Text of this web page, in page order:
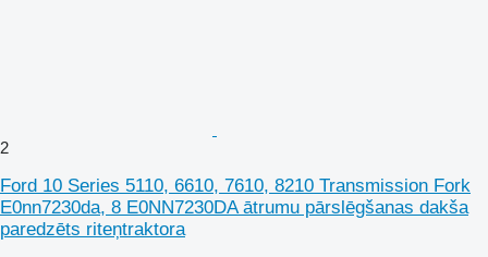
2
Ford 10 Series 5110, 6610, 7610, 8210 Transmission Fork
E0nn7230da, 8 E0NN7230DA ātrumu pārslēgšanas dakša
paredzēts riteņtraktora